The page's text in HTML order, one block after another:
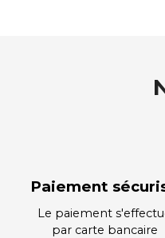
Paiement
Le paiement
par carte bancaire